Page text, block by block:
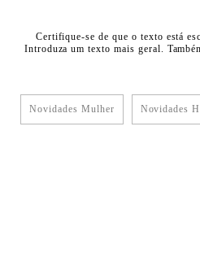
Certifique-se de que o texto está
Introduza um texto mais geral.
Novidades Mulher Novidades